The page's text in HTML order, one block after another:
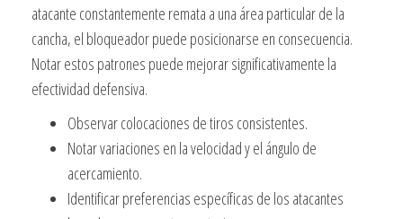
atacante constantemente remata a una área particular de la
cancha, el bloqueador puede posicionarse en consecuencia.
Notar estos patrones puede mejorar significativamente la
efectividad defensiva.
Observar colocaciones de tiros consistentes.
Notar variaciones en la velocidad y el ángulo de
acercamiento.
Identificar preferencias específicas de los atacantes